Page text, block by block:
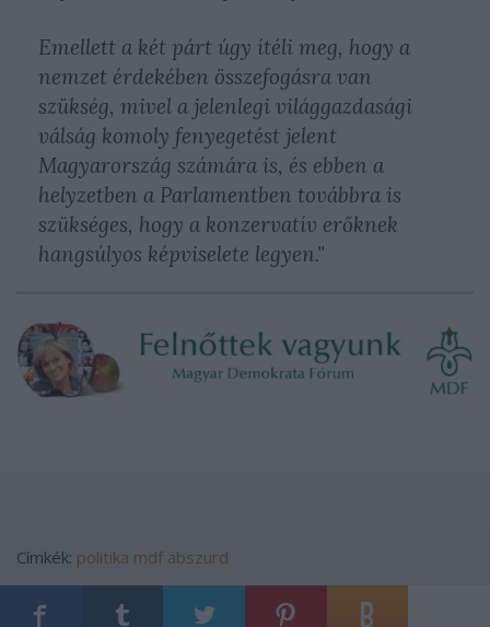
Emellett a két párt úgy ítéli meg, hogy a
nemzet érdekében összefogásra van
szükség, mivel a jelenlegi világgazdasági
válság komoly fenyegetést jelent
Magyarország számára is, és ebben a
helyzetben a Parlamentben továbbra is
szükséges, hogy a konzervatív erőknek
hangsúlyos képviselete legyen."
Címkék: politika mdf abszurd